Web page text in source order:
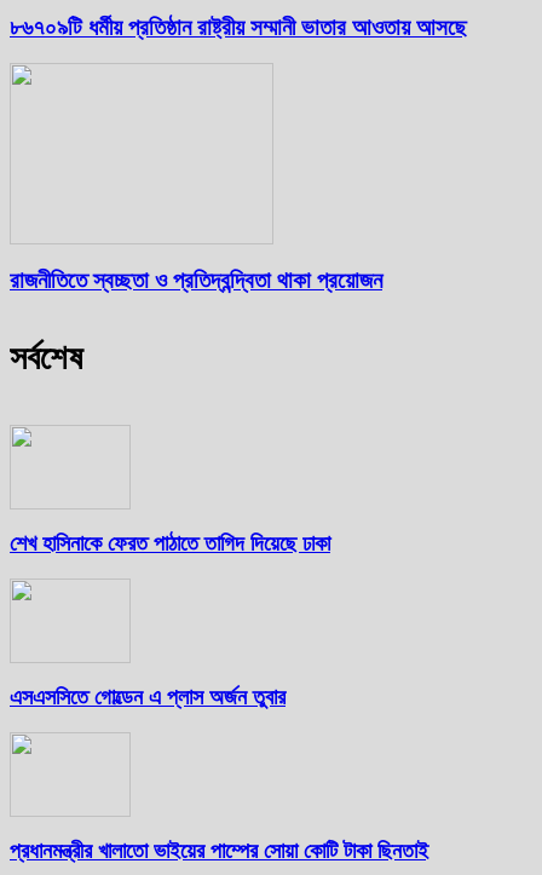
৮৬৭০৯টি ধর্মীয় প্রতিষ্ঠান রাষ্ট্রীয় সম্মানী ভাতার আওতায় আসছে
রাজনীতিতে স্বচ্ছতা ও প্রতিদ্বন্দ্বিতা থাকা প্রয়োজন
সর্বশেষ
শেখ হাসিনাকে ফেরত পাঠাতে তাগিদ দিয়েছে ঢাকা
এসএসসিতে গোল্ডেন এ প্লাস অর্জন তুবার
প্রধানমন্ত্রীর খালাতো ভাইয়ের পাম্পের সোয়া কোটি টাকা ছিনতাই